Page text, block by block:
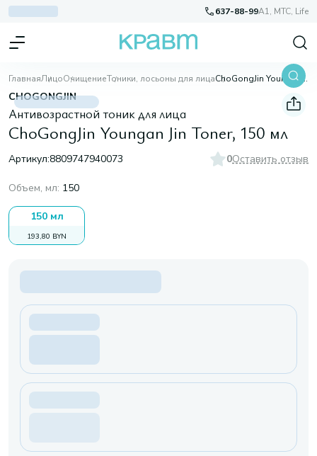
637-88-99A1, МТС, Life
ГлавнаяЛицоОчищениеТоники, лосьоны для лица ChoGongJin Youngan Jin Toner, 150 мл
CHOGONGJIN
Антивозрастной тоник для лица
ChoGongJin Youngan Jin Toner, 150 мл
Артикул:8809747940073 0Оставить отзыв
Объем, мл: 150
150 мл
193,80 BYN